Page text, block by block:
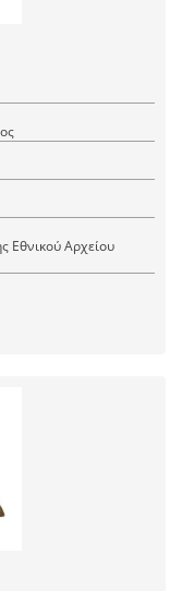
Εθνικού Αρχείου